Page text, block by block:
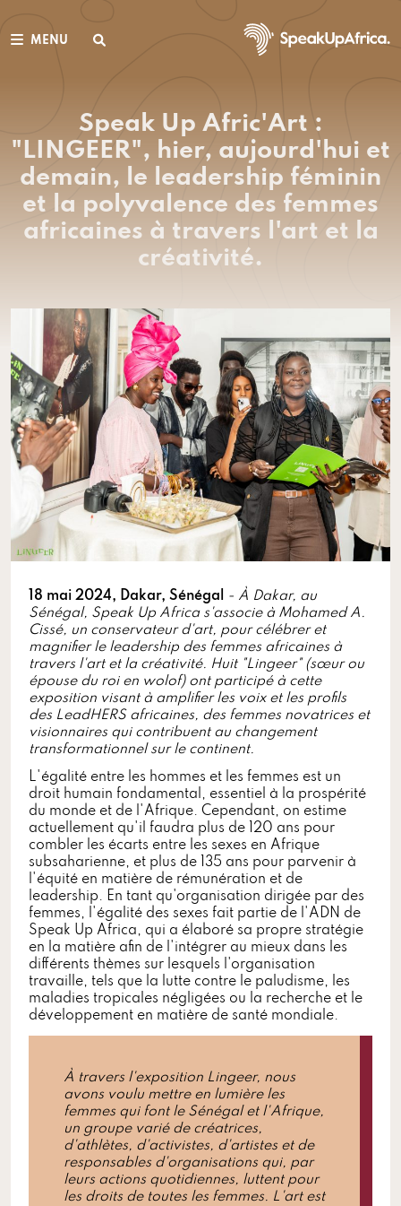
MENU
Speak Up Afric'Art :
"LINGEER", hier, aujourd'hui et
demain, le leadership féminin
et la polyvalence des femmes
africaines à travers l'art et la
créativité.
18 mai 2024, Dakar, Sénégal
- À Dakar, au
Sénégal, Speak Up Africa s'associe à Mohamed A.
Cissé, un conservateur d'art, pour célébrer et
magnifier le leadership des femmes africaines à
travers l'art et la créativité. Huit "Lingeer" (sœur ou
épouse du roi en wolof) ont participé à cette
exposition visant à amplifier les voix et les profils
des LeadHERS africaines, des femmes novatrices et
visionnaires qui contribuent au changement
transformationnel sur le continent.
L'égalité entre les hommes et les femmes est un
droit humain fondamental, essentiel à la prospérité
du monde et de l'Afrique. Cependant, on estime
actuellement qu'il faudra plus de 120 ans pour
combler les écarts entre les sexes en Afrique
subsaharienne, et plus de 135 ans pour parvenir à
l'équité en matière de rémunération et de
leadership. En tant qu'organisation dirigée par des
femmes, l'égalité des sexes fait partie de l'ADN de
Speak Up Africa, qui a élaboré sa propre stratégie
en la matière afin de l'intégrer au mieux dans les
différents thèmes sur lesquels l'organisation
travaille, tels que la lutte contre le paludisme, les
maladies tropicales négligées ou la recherche et le
développement en matière de santé mondiale.
À travers l'exposition Lingeer, nous
avons voulu mettre en lumière les
femmes qui font le Sénégal et l'Afrique,
un groupe varié de créatrices,
d'athlètes, d'activistes, d'artistes et de
responsables d'organisations qui, par
leurs actions quotidiennes, luttent pour
les droits de toutes les femmes. L'art est